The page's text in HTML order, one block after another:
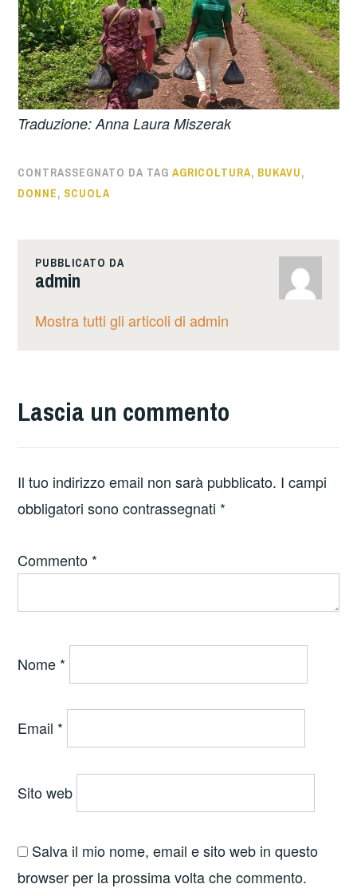
Traduzione: Anna Laura Miszerak
CONTRASSEGNATO DA TAGAGRICOLTURA, BUKAVU,
DONNE, SCUOLA
PUBBLICATO DA
admin
Mostra tutti gli articoli di admin
Lascia un commento
Il tuo indirizzo email non sarà pubblicato. I campi
obbligatori sono contrassegnati *
Commento *
Nome *
Email *
Sito web
Salva il mio nome, email e sito web in questo
browser per la prossima volta che commento.